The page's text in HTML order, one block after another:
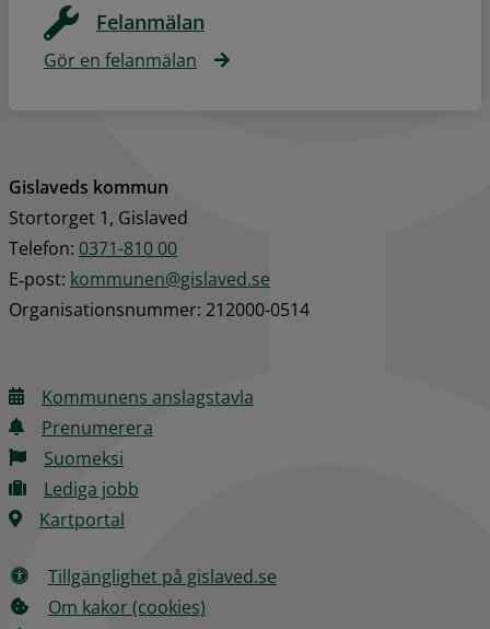
Felanmälan
Gör en felanmälan
Gislaveds kommun
Stortorget 1, Gislaved
Telefon: 0371-810 00
E‑post: kommunen@gislaved.se
Organisationsnummer: 212000-0514
Kommunens anslagstavla
Prenumerera
Suomeksi
Lediga jobb
Kartportal
Tillgänglighet på gislaved.se
Om kakor (cookies)